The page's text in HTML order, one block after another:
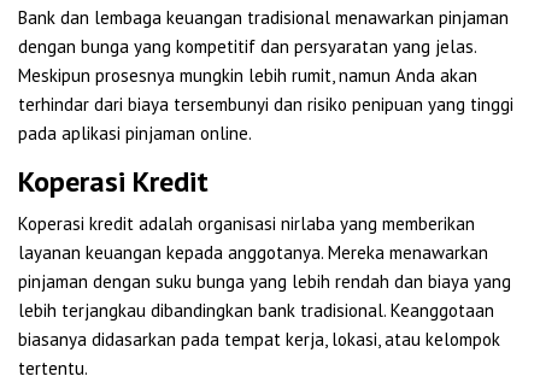
Bank dan lembaga keuangan tradisional menawarkan pinjaman
dengan bunga yang kompetitif dan persyaratan yang jelas.
Meskipun prosesnya mungkin lebih rumit, namun Anda akan
terhindar dari biaya tersembunyi dan risiko penipuan yang tinggi
pada aplikasi pinjaman online.
Koperasi Kredit
Koperasi kredit adalah organisasi nirlaba yang memberikan
layanan keuangan kepada anggotanya. Mereka menawarkan
pinjaman dengan suku bunga yang lebih rendah dan biaya yang
lebih terjangkau dibandingkan bank tradisional. Keanggotaan
biasanya didasarkan pada tempat kerja, lokasi, atau kelompok
tertentu.